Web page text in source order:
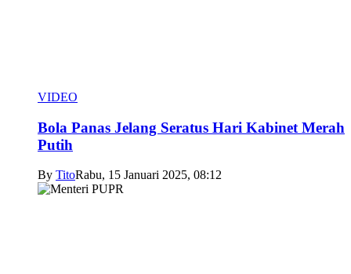
VIDEO
Bola Panas Jelang Seratus Hari Kabinet Merah
Putih
By TitoRabu, 15 Januari 2025, 08:12